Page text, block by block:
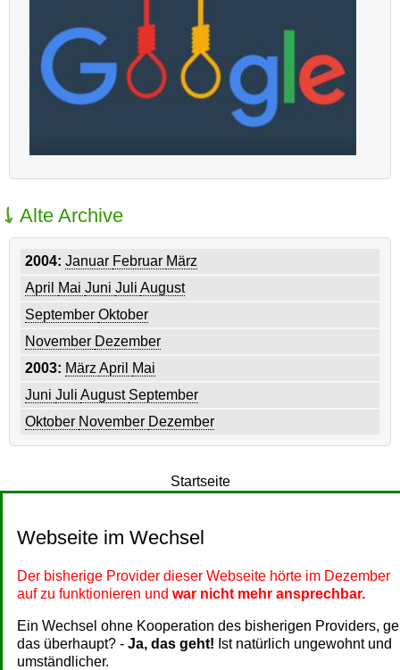
Alte Archive
2004: Januar Februar März
April
Mai Juni Juli August
September Oktober
November Dezember
2003: MärzApril
Mai
Juni Juli August September
Oktober November Dezember
Startseite
Webseite im Wechsel
Der bisherige Provider dieser Webseite hörte im Dezember
auf zu funktionieren und war nicht mehr ansprechbar.
Ein Wechsel ohne Kooperation des bisherigen Providers,
das überhaupt? - Ja, das geht! Ist natürlich ungewohnt und
umständlicher.